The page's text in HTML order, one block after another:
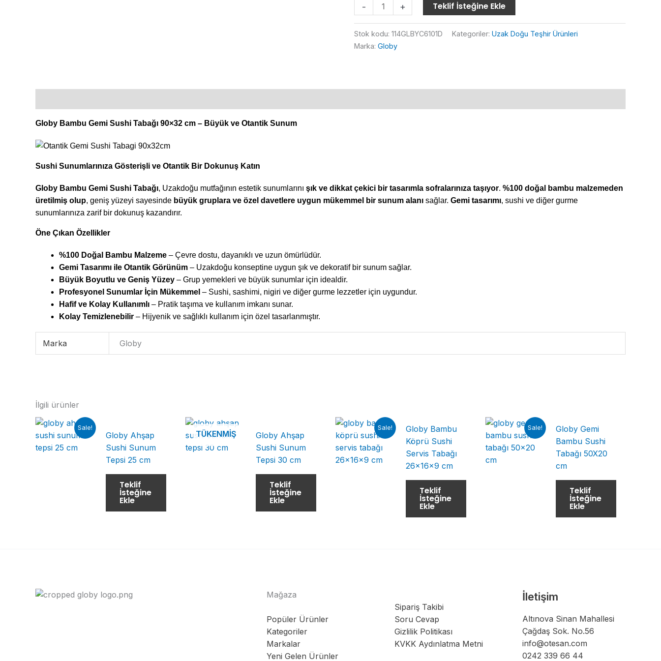
-
Bambu
Sushi
Tabağı
adet
+ Teklif İsteğine Ekle
Stok kodu: 114GLBYC6101D Kategoriler: Uzak Doğu Teşhir Ürünleri
Marka: Globy
Globy Bambu Gemi Sushi Tabağı 90×32 cm – Büyük ve Otantik Sunum
Sushi Sunumlarınıza Gösterişli ve Otantik Bir Dokunuş Katın
Globy Bambu Gemi Sushi Tabağı, Uzakdoğu mutfağının estetik sunumlarını şık ve dikkat çekici bir tasarımla sofralarınıza taşıyor. %100 doğal bambu malzemeden
üretilmiş olup, geniş yüzeyi sayesinde büyük gruplara ve özel davetlere uygun mükemmel bir sunum alanı sağlar. Gemi tasarımı, sushi ve diğer gurme
sunumlarınıza zarif bir dokunuş kazandırır.
Öne Çıkan Özellikler
%100 Doğal Bambu Malzeme – Çevre dostu, dayanıklı ve uzun ömürlüdür.
Gemi Tasarımı ile Otantik Görünüm – Uzakdoğu konseptine uygun şık ve dekoratif bir sunum sağlar.
Büyük Boyutlu ve Geniş Yüzey – Grup yemekleri ve büyük sunumlar için idealdir.
Profesyonel Sunumlar İçin Mükemmel – Sushi, sashimi, nigiri ve diğer gurme lezzetler için uygundur.
Hafif ve Kolay Kullanımlı – Pratik taşıma ve kullanım imkanı sunar.
Kolay Temizlenebilir – Hijyenik ve sağlıklı kullanım için özel tasarlanmıştır.
Marka Globy
İlgili ürünler
Sale!
Globy Ahşap
Sushi Sunum
Tepsi 25 cm
Teklif
İsteğine
Ekle
TÜKENMIŞ
Globy Ahşap
Sushi Sunum
Tepsi 30 cm
Teklif
İsteğine
Ekle
Sale!
Globy Bambu
Köprü Sushi
Servis Tabağı
26x16x9 cm
Teklif
İsteğine
Ekle
Sale!
Globy Gemi
Bambu Sushi
Tabağı 50X20
cm
Teklif
İsteğine
Ekle
Mağaza
Popüler Ürünler
Kategoriler
Markalar
Yeni Gelen Ürünler
Sipariş Takibi
Soru Cevap
Gizlilik Politikası
KVKK Aydınlatma Metni
İletişim
Altınova Sinan Mahallesi
Çağdaş Sok. No.56
info@otesan.com
0242 339 66 44